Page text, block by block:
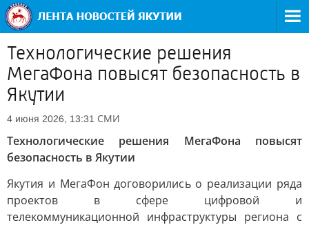
Технологические решения
МегаФона повысят безопасность в
Якутии
4 июня 2026, 13:31 СМИ
Технологические решения МегаФона повысят
безопасность в Якутии
Якутия и МегаФон договорились о реализации ряда
проектов в сфере цифровой и
телекоммуникационной инфраструктуры региона с